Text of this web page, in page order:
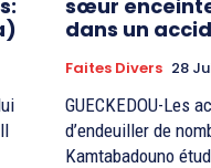
sœur
dans un
Faites Divers 28
GUECKEDOU-Les
d’endeuiller de
Kamtabadouno